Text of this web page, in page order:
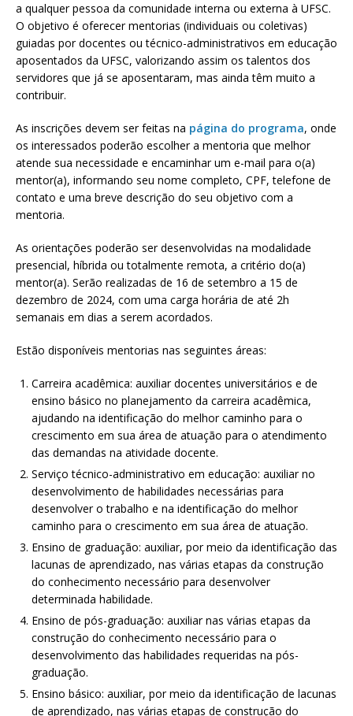
a qualquer pessoa da comunidade interna ou externa à UFSC.
O objetivo é oferecer mentorias (individuais ou coletivas)
guiadas por docentes ou técnico-administrativos em educação
aposentados da UFSC, valorizando assim os talentos dos
servidores que já se aposentaram, mas ainda têm muito a
contribuir.
As inscrições devem ser feitas na página do programa, onde
os interessados poderão escolher a mentoria que melhor
atende sua necessidade e encaminhar um e-mail para o(a)
mentor(a), informando seu nome completo, CPF, telefone de
contato e uma breve descrição do seu objetivo com a
mentoria.
As orientações poderão ser desenvolvidas na modalidade
presencial, híbrida ou totalmente remota, a critério do(a)
mentor(a). Serão realizadas de 16 de setembro a 15 de
dezembro de 2024, com uma carga horária de até 2h
semanais em dias a serem acordados.
Estão disponíveis mentorias nas seguintes áreas:
Carreira acadêmica: auxiliar docentes universitários e de
ensino básico no planejamento da carreira acadêmica,
ajudando na identificação do melhor caminho para o
crescimento em sua área de atuação para o atendimento
das demandas na atividade docente.
Serviço técnico-administrativo em educação: auxiliar no
desenvolvimento de habilidades necessárias para
desenvolver o trabalho e na identificação do melhor
caminho para o crescimento em sua área de atuação.
Ensino de graduação: auxiliar, por meio da identificação das
lacunas de aprendizado, nas várias etapas da construção
do conhecimento necessário para desenvolver
determinada habilidade.
Ensino de pós-graduação: auxiliar nas várias etapas da
construção do conhecimento necessário para o
desenvolvimento das habilidades requeridas na pós-
graduação.
Ensino básico: auxiliar, por meio da identificação de lacunas
de aprendizado, nas várias etapas de construção do